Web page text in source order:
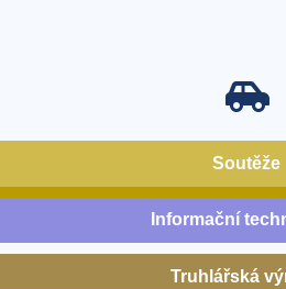
Soutěže
Informační
Truhlářská